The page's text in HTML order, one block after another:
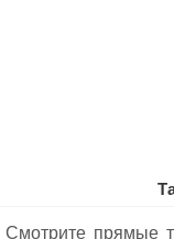
Смотрите прямые